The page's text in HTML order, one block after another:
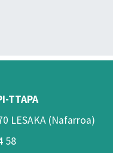
TTAPA
LESAKA (Nafarroa)
58